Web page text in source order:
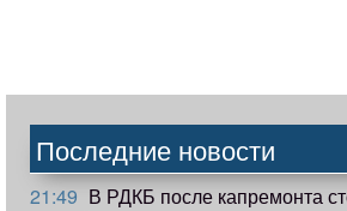
Последние новости
21:49 В РДКБ после капремонта